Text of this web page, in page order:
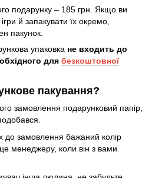
подарунку – 185 грн. Якщо ви
й запакувати їх окремо,
пакунок.
упаковка не входить до
для безкоштовної
пакування?
замовлення подарунковий папір,
до замовлення бажаний колір
менеджеру, коли він з вами